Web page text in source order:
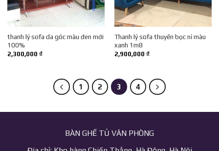
thanh lý sofa da góc màu đen mới
100%
2,300,000 ₫
Thanh lý sofa thuyền bọc nỉ màu
xanh 1m8
2,900,000 ₫
1 2 3 4
BÀN GHẾ TỦ VĂN PHÒNG